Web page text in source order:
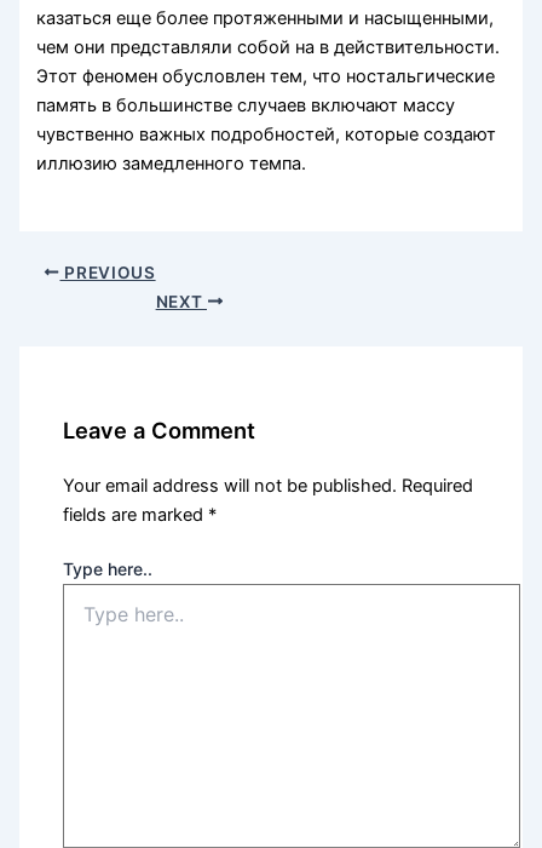
казаться еще более протяженными и насыщенными,
чем они представляли собой на в действительности.
Этот феномен обусловлен тем, что ностальгические
память в большинстве случаев включают массу
чувственно важных подробностей, которые создают
иллюзию замедленного темпа.
PREVIOUS
NEXT
Leave a Comment
Your email address will not be published. Required
fields are marked *
Type here..